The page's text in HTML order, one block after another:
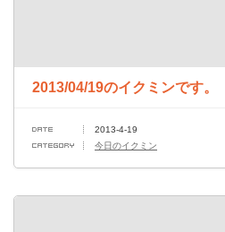
2013/04/19のイクミンです。
2013-4-19
今日のイクミン